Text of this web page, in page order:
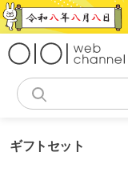
コ
ン
ギフトセット